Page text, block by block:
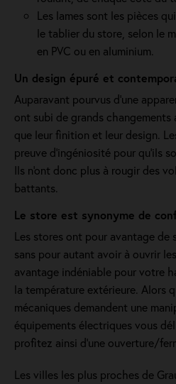
Les lames sont les pièces
le tablier du store, selon le
en PVC ou en aluminium.
Un design épuré et
Auparavant pourvus d'une
ont subi de grands changements
que leur finition et leur design.
preuve d'ingéniosité pour qu'ils
Ils n'ont donc plus à rougir des
battants.
Le store est synonyme de
Les stores ont pour avantage de
sans pour autant avoir à ouvrir
avantage indéniable pour votre
la température extérieure. Alors
mécaniques demandent une
équipements électriques vous
profitez ainsi d'une ouverture/
Les villes les plus proches de